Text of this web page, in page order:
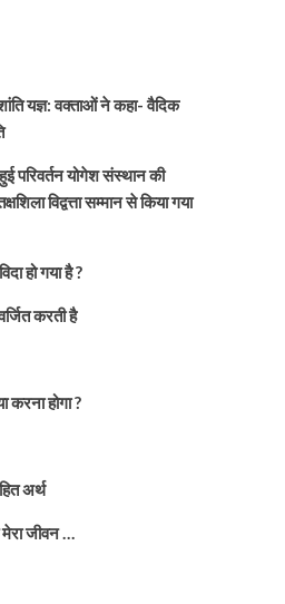
यज्ञ: वक्ताओं ने कहा- वैदिक
परिवर्तन योगेश संस्थान की
विद्वत्ता सम्मान से किया गया
हो गया है ?
करती है
करना होगा ?
अर्थ
मेरा जीवन …